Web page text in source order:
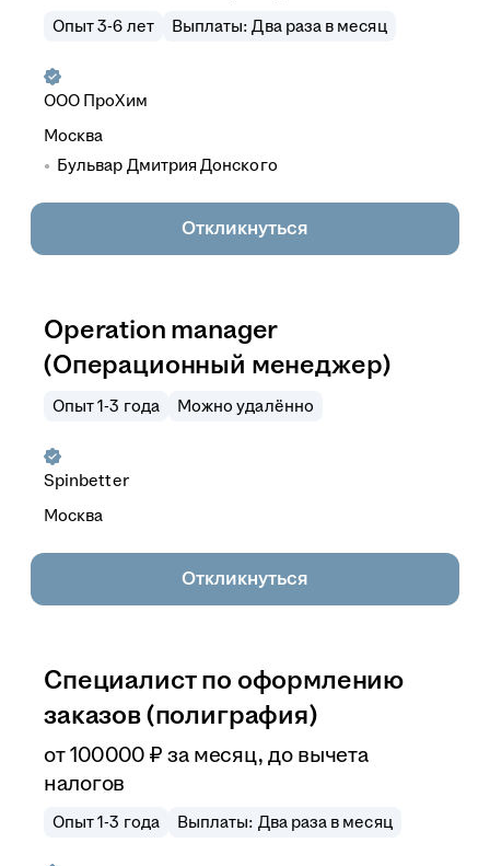
Опыт 3-6 лет Выплаты: Два раза в месяц
ООО ПроХим
Москва
Бульвар Дмитрия Донского
Откликнуться
Operation manager
(Операционный менеджер)
Опыт 1-3 года Можно удалённо
Spinbetter
Москва
Откликнуться
Специалист по оформлению
заказов (полиграфия)
от100 000 ₽ за месяц, до вычета
налогов
Опыт 1-3 года Выплаты: Два раза в месяц